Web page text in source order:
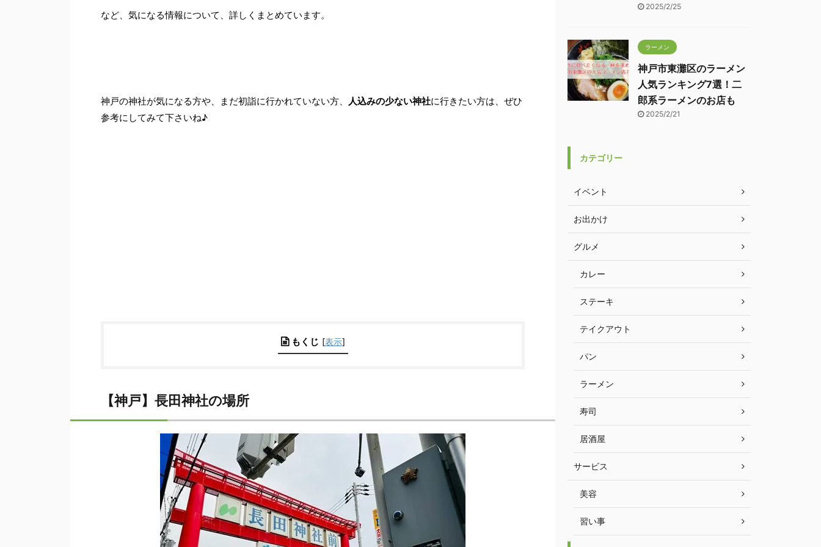
など、気になる情報について、詳しくまとめています。
神戸の神社が気になる方や、まだ初詣に行かれていない方、 人込みの少ない神社に行きたい方は、ぜひ
参考にしてみて下さいね♪
もくじ [表示]
【神戸】長田神社の場所
2025/2/25
ラーメン
神戸市東灘区のラーメン
人気ランキング7選！二
郎系ラーメンのお店も
2025/2/21
カテゴリー
イベント
お出かけ
グルメ
カレー
ステーキ
テイクアウト
パン
ラーメン
寿司
居酒屋
サービス
美容
習い事